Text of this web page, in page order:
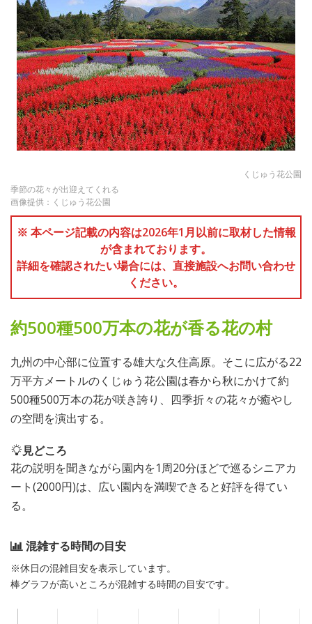
くじゅう花公園
季節の花々が出迎えてくれる
画像提供：くじゅう花公園
※ 本ページ記載の内容は2026年1月以前に取材した情報
が含まれております。
詳細を確認されたい場合には、直接施設へお問い合わせ
ください。
約500種500万本の花が香る花の村
九州の中心部に位置する雄大な久住高原。そこに広がる22
万平方メートルのくじゅう花公園は春から秋にかけて約
500種500万本の花が咲き誇り、四季折々の花々が癒やし
の空間を演出する。
見どころ
花の説明を聞きながら園内を1周20分ほどで巡るシニアカ
ート(2000円)は、広い園内を満喫できると好評を得てい
る。
混雑する時間の目安
※休日の混雑目安を表示しています。
棒グラフが高いところが混雑する時間の目安です。